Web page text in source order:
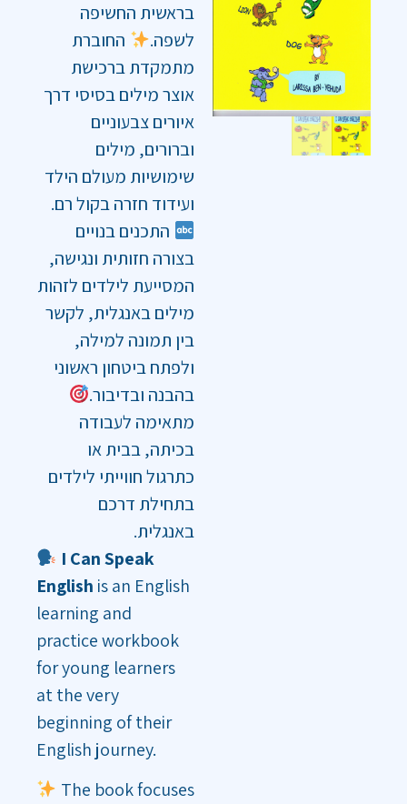
בראשית החשיפה
לשפה.
החוברת
מתמקדת ברכישת
אוצר מילים בסיסי דרך
איורים צבעוניים
וברורים, מילים
שימושיות מעולם הילד
ועידוד חזרה בקול רם.
התכנים בנויים
בצורה חזותית ונגישה,
המסייעת לילדים לזהות
מילים באנגלית, לקשר
בין תמונה למילה,
ולפתח ביטחון ראשוני
בהבנה ובדיבור.
מתאימה לעבודה
בכיתה, בבית או
כתרגול חווייתי לילדים
בתחילת דרכם
באנגלית.
I Can Speak
English is an English
learning and
practice workbook
for young learners
at the very
beginning of their
English journey.
The book focuses